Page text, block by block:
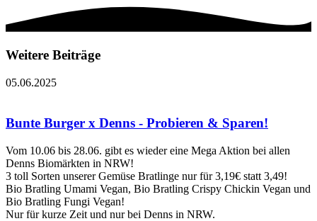
Weitere Beiträge
05.06.2025
Bunte Burger x Denns - Probieren & Sparen!
Vom 10.06 bis 28.06. gibt es wieder eine Mega Aktion bei allen
Denns Biomärkten in NRW!
3 toll Sorten unserer Gemüse Bratlinge nur für 3,19€ statt 3,49!
Bio Bratling Umami Vegan, Bio Bratling Crispy Chickin Vegan und
Bio Bratling Fungi Vegan!
Nur für kurze Zeit und nur bei Denns in NRW.